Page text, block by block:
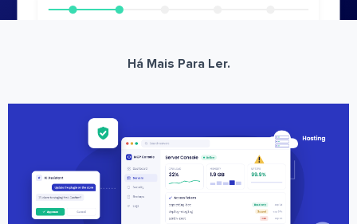
Há Mais Para Ler.